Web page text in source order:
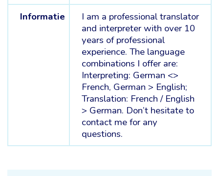
Informatie
I am a professional translator
and interpreter with over 10
years of professional
experience. The language
combinations I offer are:
Interpreting: German <>
French, German > English;
Translation: French / English
> German. Don’t hesitate to
contact me for any
questions.